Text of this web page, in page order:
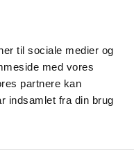
til sociale medier og
med vores
partnere kan
indsamlet fra din brug
Udgivelser
Medicinsk